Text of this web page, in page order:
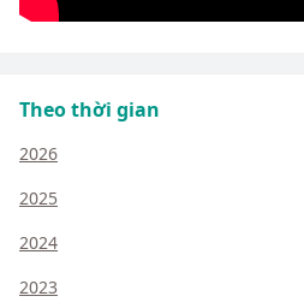
Theo thời gian
2026
2025
2024
2023